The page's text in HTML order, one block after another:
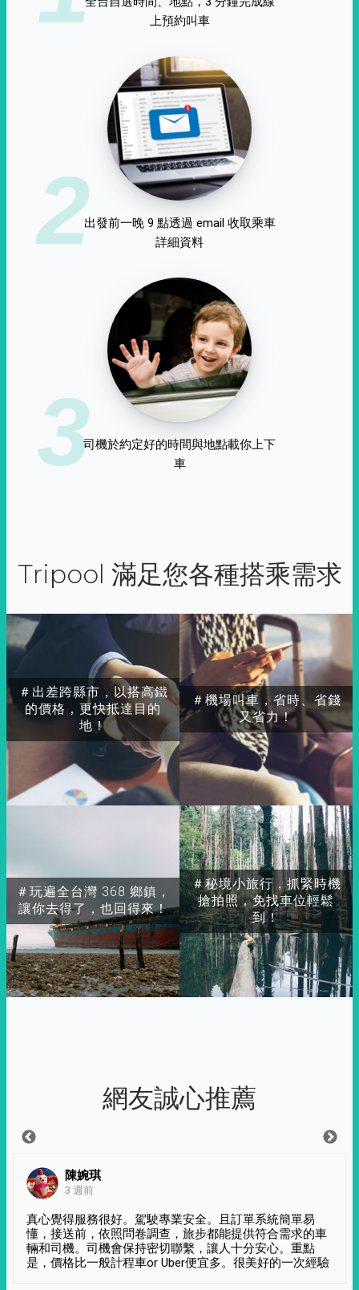
上預約叫車
2出發前一晚 9 點透過 email 收取乘車
詳細資料
3司機於約定好的時間與地點載你上下
車
Tripool 滿足您各種搭乘需求
＃出差跨縣市，以搭高鐵
的價格，更快抵達目的
地！
＃玩遍全台灣 368 鄉鎮，
讓你去得了，也回得來！
＃秘境小旅行，抓緊時機
搶拍照，免找車位輕鬆
到！
＃機場叫車，省時、省錢
又省力！
網友誠心推薦
陳婉琪
3 週前
真心覺得服務很好。駕駛專業安全。且訂單系統簡單易
懂，接送前，依照問卷調查，旅步都能提供符合需求的車
輛和司機。司機會保持密切聯繫，讓人十分安心。重點
是，價格比一般計程車or Uber便宜多。很美好的一次經驗